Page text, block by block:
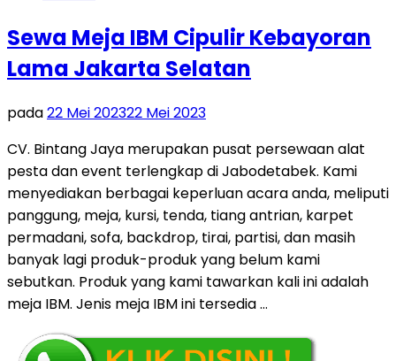
Sewa Meja IBM Cipulir Kebayoran
Lama Jakarta Selatan
pada22 Mei 202322 Mei 2023
CV. Bintang Jaya merupakan pusat persewaan alat
pesta dan event terlengkap di Jabodetabek. Kami
menyediakan berbagai keperluan acara anda, meliputi
panggung, meja, kursi, tenda, tiang antrian, karpet
permadani, sofa, backdrop, tirai, partisi, dan masih
banyak lagi produk-produk yang belum kami
sebutkan. Produk yang kami tawarkan kali ini adalah
meja IBM. Jenis meja IBM ini tersedia …